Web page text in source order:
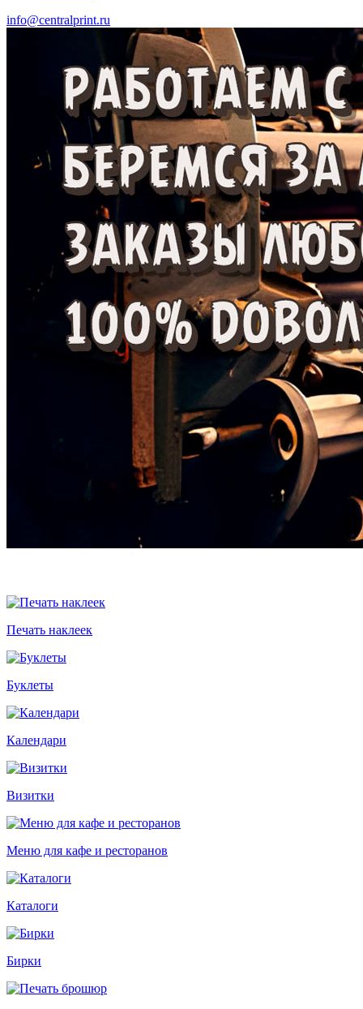
info@centralprint.ru
Печать наклеек
Буклеты
Календари
Визитки
Меню для кафе и ресторанов
Каталоги
Бирки